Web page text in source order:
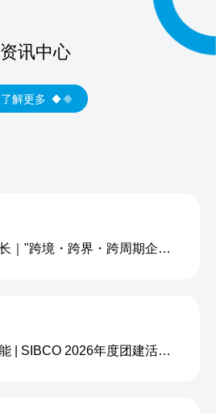
资讯中心
了解更多
向内扎根，向新生长｜"跨境・跨界・跨周期企业内生力沙龙"成功举办
同心筑梦，至诚赋能 | SIBCO 2026年度团建活动圆满收官